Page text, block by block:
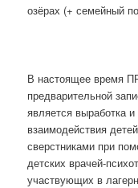
озёрах (+ семейный
В настоящее время
предварительной
является выработка
взаимодействия
сверстниками при
детских врачей-
участвующих в